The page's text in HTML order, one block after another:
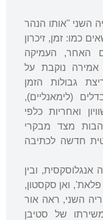
השני "אותו הנהר
כמו: זמן, זיכרון
האחר, העמיקה
נוקבת על
גבולות הזמן
(לימאנליים),
ואחריות כלפי
מצד מבקרי
חדשה לכתיבה
ובין
ואן סקסטון,
השני, ראה אור
של סטיבן